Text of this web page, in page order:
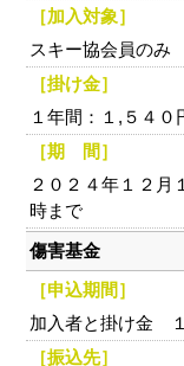
［加入対象］
スキー協会員のみ
［掛け金］
１年間：１,５４０
［期 間］
２０２４年１２月
時まで
傷害基金
［申込期間］
加入者と掛け金
［振込先］